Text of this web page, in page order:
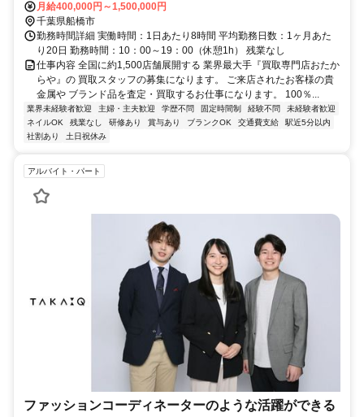
月給400,000円～1,500,000円
千葉県船橋市
勤務時間詳細 実働時間：1日あたり8時間 平均勤務日数：1ヶ月あた
り20日 勤務時間：10：00～19：00（休憩1h） 残業なし
仕事内容 全国に約1,500店舗展開する 業界最大手『買取専門店おたか
らや』の 買取スタッフの募集になります。 ご来店されたお客様の貴
金属や ブランド品を査定・買取するお仕事になります。 100％...
業界未経験者歓迎 主婦・主夫歓迎 学歴不問 固定時間制 経験不問
未経験者歓迎
ネイルOK
残業なし 研修あり 賞与あり ブランクOK 交通費支給
駅近5分以内
社割あり
土日祝休み
アルバイト・パート
ファッションコーディネーターのような活躍ができる